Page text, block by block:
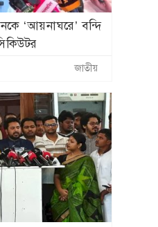
‘আয়নাঘরে’ বন্দি
জাতীয়